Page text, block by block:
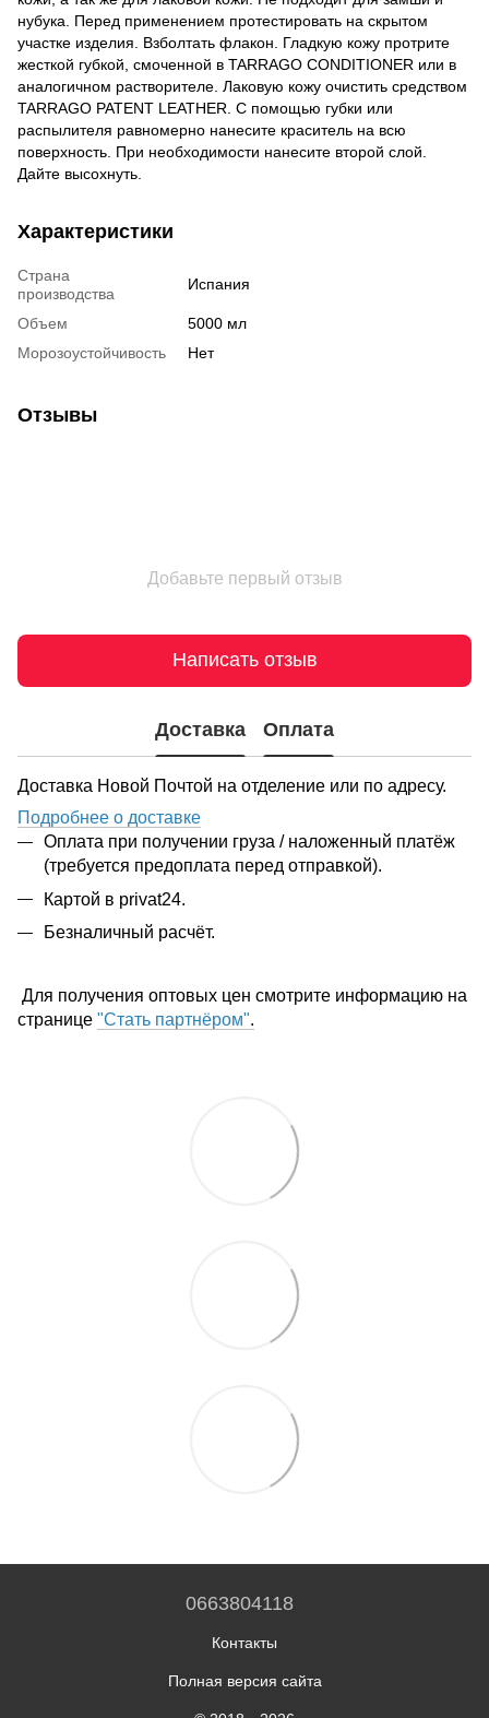
нубука. Перед применением протестировать на скрытом
участке изделия. Взболтать флакон. Гладкую кожу протрите
жесткой губкой, смоченной в TARRAGO CONDITIONER или в
аналогичном растворителе. Лаковую кожу очистить средством
TARRAGO PATENT LEATHER. С помощью губки или
распылителя равномерно нанесите краситель на всю
поверхность. При необходимости нанесите второй слой.
Дайте высохнуть.
Характеристики
Страна
производства
Испания
Объем
5000 мл
Морозоустойчивость
Нет
Отзывы
Добавьте первый отзыв
Написать отзыв
Доставка Оплата
Доставка Новой Почтой на отделение или по адресу.
Подробнее о доставке
Оплата при получении груза / наложенный платёж
(требуется предоплата перед отправкой).
Картой в privat24.
Безналичный расчёт.
Для получения оптовых цен смотрите информацию на
странице "Стать партнёром".
0663804118
Контакты
Полная версия сайта